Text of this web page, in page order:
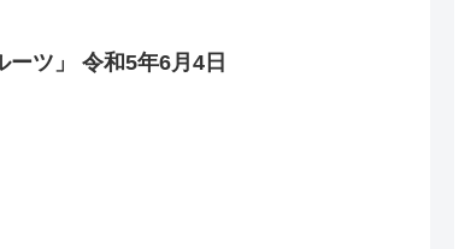
ツ」 令和5年6月4日